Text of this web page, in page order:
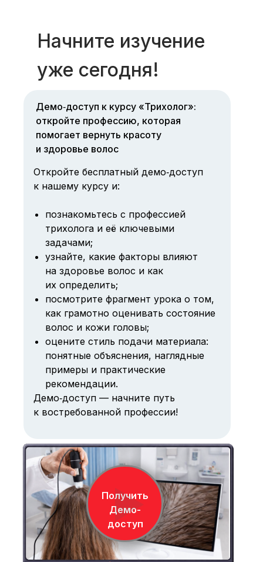
Начните изучение
уже сегодня!
Демо‑доступ к курсу «Трихолог»:
откройте профессию, которая
помогает вернуть красоту
и здоровье волос
Откройте бесплатный демо‑доступ
к нашему курсу и:
познакомьтесь с профессией
трихолога и её ключевыми
задачами;
узнайте, какие факторы влияют
на здоровье волос и как
их определить;
посмотрите фрагмент урока о том,
как грамотно оценивать состояние
волос и кожи головы;
оцените стиль подачи материала:
понятные объяснения, наглядные
примеры и практические
рекомендации.
Демо‑доступ — начните путь
к востребованной профессии!
Получить
Демо-
доступ